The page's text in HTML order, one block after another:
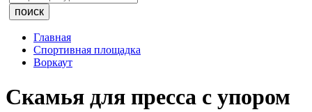
поиск
Главная
Спортивная площадка
Воркаут
Скамья для пресса с упором